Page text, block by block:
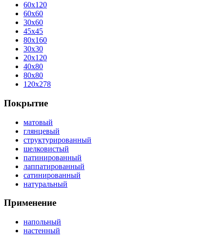
60x120
60x60
30x60
45x45
80x160
30x30
20x120
40x80
80x80
120x278
Покрытие
матовый
глянцевый
структурированный
шелковистый
патинированный
лаппатированный
сатинированный
натуральный
Применение
напольный
настенный